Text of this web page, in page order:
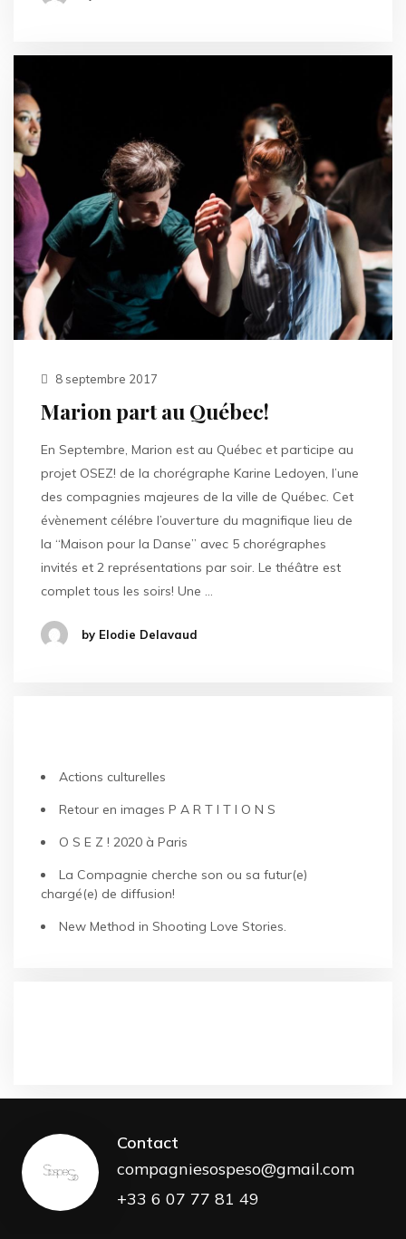
8 septembre 2017
Marion part au Québec!
En Septembre, Marion est au Québec et participe au
projet OSEZ! de la chorégraphe Karine Ledoyen, l’une
des compagnies majeures de la ville de Québec. Cet
évènement célébre l’ouverture du magnifique lieu de
la “Maison pour la Danse” avec 5 chorégraphes
invités et 2 représentations par soir. Le théâtre est
complet tous les soirs! Une …
by Elodie Delavaud
Actions culturelles
Retour en images P A R T I T I O N S
O S E Z ! 2020 à Paris
La Compagnie cherche son ou sa futur(e)
chargé(e) de diffusion!
New Method in Shooting Love Stories.
Contact
compagniesospeso@gmail.com
+33 6 07 77 81 49